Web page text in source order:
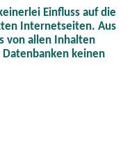
Einfluss auf die
Internetseiten. Aus
von allen Inhalten
keinen